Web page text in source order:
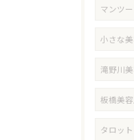
マンツ
小さな
滝野川
板橋美
タロッ